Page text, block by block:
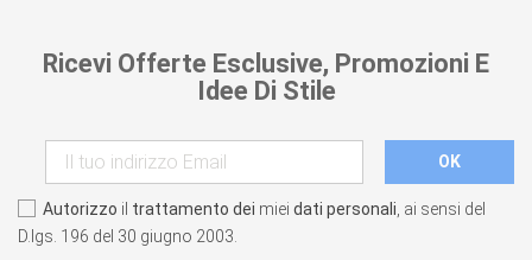
Ricevi Offerte Esclusive, Promozioni E
Idee Di Stile
Autorizzo il trattamento dei miei dati personali , ai sensi del
D.lgs. 196 del 30 giugno 2003.